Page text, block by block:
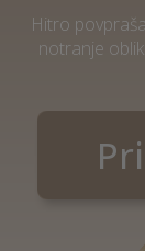
Hitro
notranje